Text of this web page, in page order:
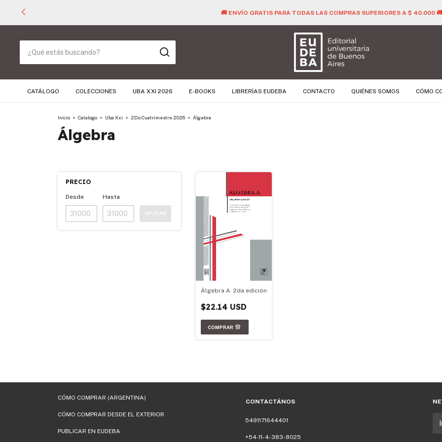
🚚 ENVÍO GRATIS PARA TODAS LAS COMPRAS SUPERIORES A $ 40.000 🚚
CATÁLOGO COLECCIONES UBA XXI 2026 E-BOOKS LIBRERÍAS EUDEBA CONTACTO QUIÉNES SOMOS CÓMO
Inicio > Catalogo > Uba Xxi > 2Do Cuatrimestre 2026 > Álgebra
Álgebra
PRECIO
Desde Hasta
APLICAR
Álgebra A. 2da edición
$22.14 USD
CÓMO COMPRAR (ARGENTINA)
CÓMO COMPRAR DESDE EL EXTERIOR
PUBLICAR EN EUDEBA
CONTACTÁNOS
5491171644401
+54-11-4-383-8025